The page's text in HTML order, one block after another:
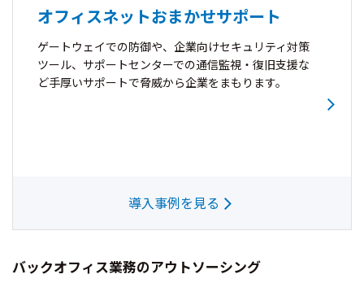
オフィスネットおまかせサポート
ゲートウェイでの防御や、企業向けセキュリティ対策
ツール、サポートセンターでの通信監視・復旧支援な
ど手厚いサポートで脅威から企業をまもります。
導入事例を見る
バックオフィス業務のアウトソーシング